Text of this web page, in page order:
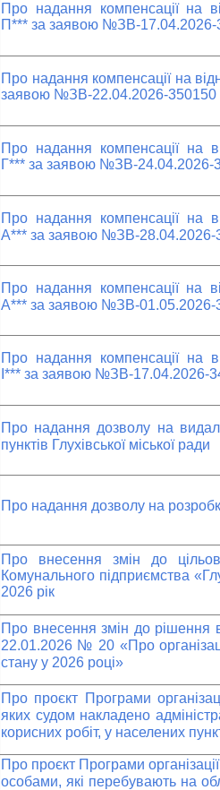
Про надання компенсації на
П*** за заявою №ЗВ-17.04.2026-
Про надання компенсації на
заявою №ЗВ-22.04.2026-350150
Про надання компенсації на
Г*** за заявою №ЗВ-24.04.2026-
Про надання компенсації на
А*** за заявою №ЗВ-28.04.2026-
Про надання компенсації на
А*** за заявою №ЗВ-01.05.2026-
Про надання компенсації на
І*** за заявою №ЗВ-17.04.2026-
Про надання дозволу на
пунктів Глухівської міської ради
Про надання дозволу на
Про внесення змін до
Комунального підприємства
2026 рік
Про внесення змін до рішення
22.01.2026 № 20 «Про
стану у 2026 році»
Про проєкт Програми
яких судом накладено
корисних робіт, у населених
Про проєкт Програми
особами, які перебувають на